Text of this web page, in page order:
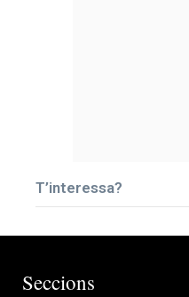
T’interessa?
Seccions